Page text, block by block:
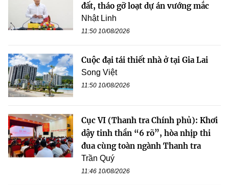
đất, tháo gỡ loạt dự án vướng mắc
Nhật Linh
11:50 10/08/2026
Cuộc đại tái thiết nhà ở tại Gia Lai
Song Việt
11:50 10/08/2026
Cục VI (Thanh tra Chính phủ): Khơi
dậy tinh thần “6 rõ”, hòa nhịp thi
đua cùng toàn ngành Thanh tra
Trần Quý
11:46 10/08/2026